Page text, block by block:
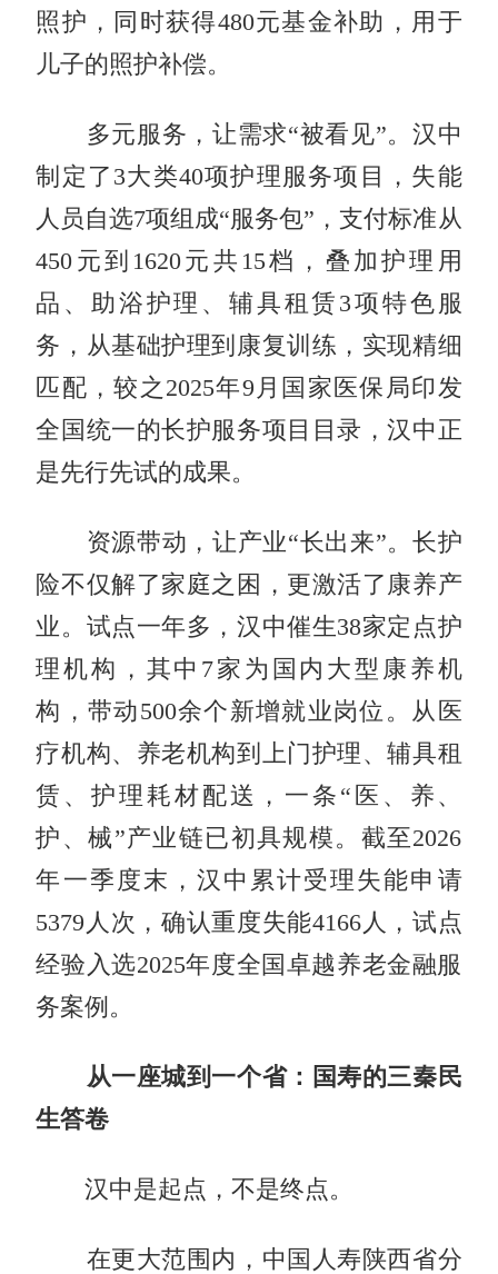
照护，同时获得480元基金补助，用于
儿子的照护补偿。
多元服务，让需求“被看见”。汉中
制定了3大类40项护理服务项目，失能
人员自选7项组成“服务包”，支付标准从
450元到1620元共15档，叠加护理用
品、助浴护理、辅具租赁3项特色服
务，从基础护理到康复训练，实现精细
匹配，较之2025年9月国家医保局印发
全国统一的长护服务项目目录，汉中正
是先行先试的成果。
资源带动，让产业“长出来”。长护
险不仅解了家庭之困，更激活了康养产
业。试点一年多，汉中催生38家定点护
理机构，其中7家为国内大型康养机
构，带动500余个新增就业岗位。从医
疗机构、养老机构到上门护理、辅具租
赁、护理耗材配送，一条“医、养、
护、械”产业链已初具规模。截至2026
年一季度末，汉中累计受理失能申请
5379人次，确认重度失能4166人，试点
经验入选2025年度全国卓越养老金融服
务案例。
从一座城到一个省：国寿的三秦民
生答卷
汉中是起点，不是终点。
在更大范围内，中国人寿陕西省分